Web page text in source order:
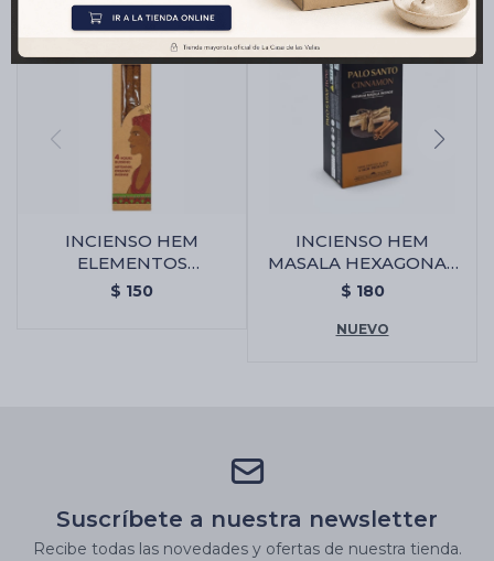
INCIENSO HEM
ELEMENTOS
SAGRADOS JUMBO -
$ 150
INCIENSO HEM
MASALA HEXAGONAL
X6 - Palo Santo/canela
$ 180
NUEVO
Suscríbete a nuestra newsletter
Recibe todas las novedades y ofertas de nuestra tienda.